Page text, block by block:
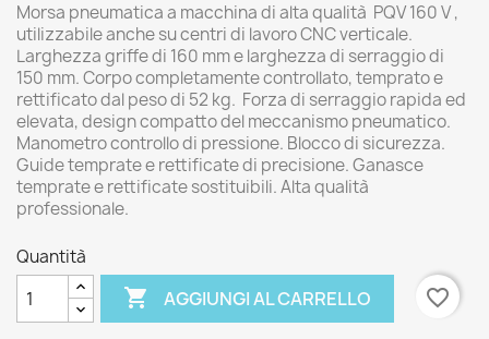
Morsa pneumatica a macchina di alta qualità PQV 160 V ,
utilizzabile anche su centri di lavoro CNC verticale.
Larghezza griffe di 160 mm e larghezza di serraggio di
150 mm. Corpo completamente controllato, temprato e
rettificato dal peso di 52 kg. Forza di serraggio rapida ed
elevata, design compatto del meccanismo pneumatico.
Manometro controllo di pressione. Blocco di sicurezza.
Guide temprate e rettificate di precisione. Ganasce
temprate e rettificate sostituibili. Alta qualità
professionale.
Quantità
 AGGIUNGI AL CARRELLO favorite_border